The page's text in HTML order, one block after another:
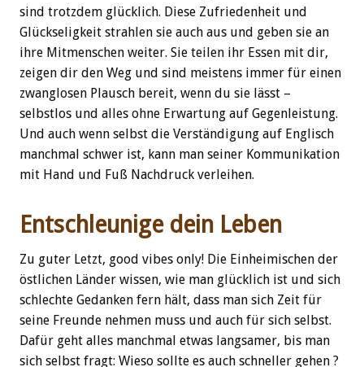
sind trotzdem glücklich. Diese Zufriedenheit und
Glückseligkeit strahlen sie auch aus und geben sie an
ihre Mitmenschen weiter. Sie teilen ihr Essen mit dir,
zeigen dir den Weg und sind meistens immer für einen
zwanglosen Plausch bereit, wenn du sie lässt –
selbstlos und alles ohne Erwartung auf Gegenleistung.
Und auch wenn selbst die Verständigung auf Englisch
manchmal schwer ist, kann man seiner Kommunikation
mit Hand und Fuß Nachdruck verleihen.
Entschleunige dein Leben
Zu guter Letzt, good vibes only! Die Einheimischen der
östlichen Länder wissen, wie man glücklich ist und sich
schlechte Gedanken fern hält, dass man sich Zeit für
seine Freunde nehmen muss und auch für sich selbst.
Dafür geht alles manchmal etwas langsamer, bis man
sich selbst fragt: Wieso sollte es auch schneller gehen ?